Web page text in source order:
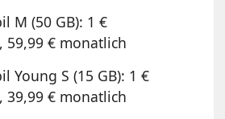
M (50 GB): 1 €
59,99 € monatlich
Young S (15 GB): 1 €
39,99 € monatlich